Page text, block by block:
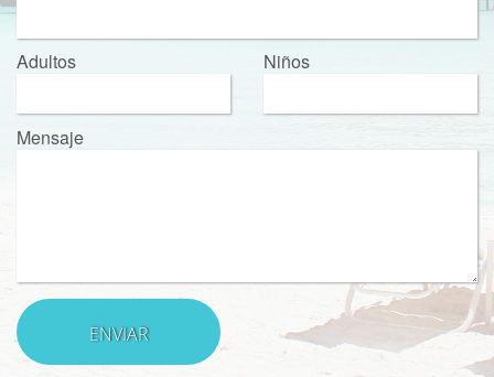
Adultos Niños
Mensaje